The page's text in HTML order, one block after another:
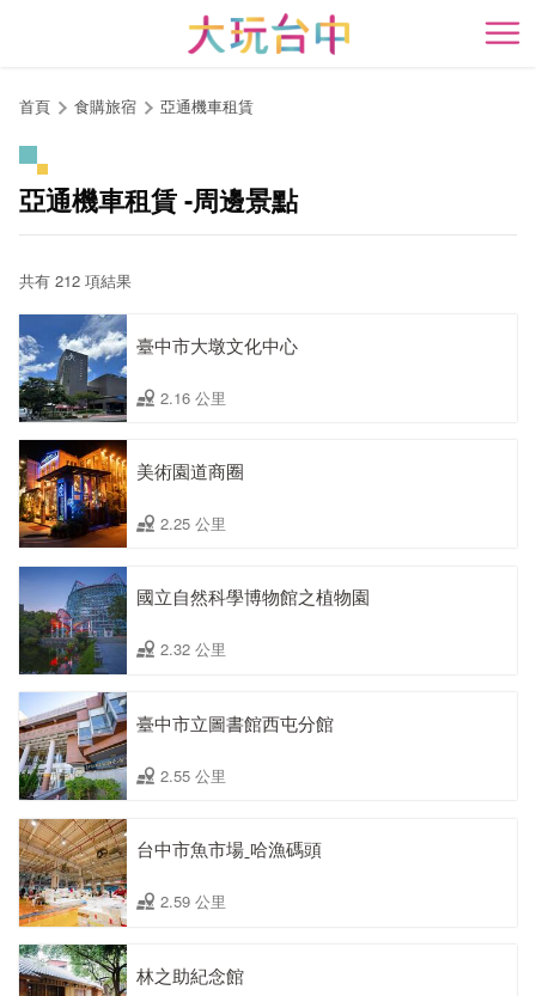
開
首頁 食購旅宿 亞通機車租賃
亞通機車租賃 -周邊景點
共有 212 項結果
臺中市大墩文化中心
2.16 公里
美術園道商圈
2.25 公里
國立自然科學博物館之植物園
2.32 公里
臺中市立圖書館西屯分館
2.55 公里
台中市魚市場ˍ哈漁碼頭
2.59 公里
林之助紀念館